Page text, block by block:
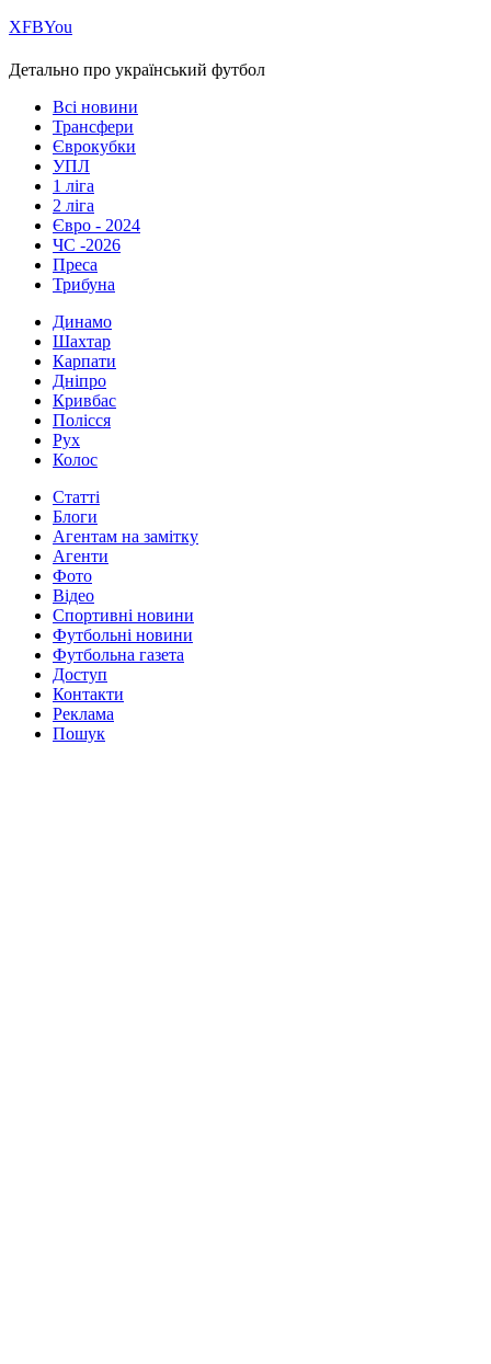
ХFBYou
Детально про український футбол
Всі новини
Трансфери
Єврокубки
УПЛ
1 ліга
2 ліга
Євро - 2024
ЧС -2026
Преса
Трибуна
Динамо
Шахтар
Карпати
Дніпро
Кривбас
Полісся
Рух
Колос
Статті
Блоги
Агентам на замітку
Агенти
Фото
Відео
Спортивні новини
Футбольні новини
Футбольна газета
Доступ
Контакти
Реклама
Пошук